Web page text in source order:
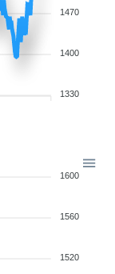
1470
1400
1330
1600
1560
1520